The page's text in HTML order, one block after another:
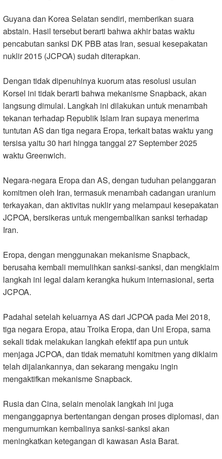
Guyana dan Korea Selatan sendiri, memberikan suara
abstain. Hasil tersebut berarti bahwa akhir batas waktu
pencabutan sanksi DK PBB atas Iran, sesuai kesepakatan
nuklir 2015 (JCPOA) sudah diterapkan.
Dengan tidak dipenuhinya kuorum atas resolusi usulan
Korsel ini tidak berarti bahwa mekanisme Snapback, akan
langsung dimulai. Langkah ini dilakukan untuk menambah
tekanan terhadap Republik Islam Iran supaya menerima
tuntutan AS dan tiga negara Eropa, terkait batas waktu yang
tersisa yaitu 30 hari hingga tanggal 27 September 2025
waktu Greenwich.
Negara-negara Eropa dan AS, dengan tuduhan pelanggaran
komitmen oleh Iran, termasuk menambah cadangan uranium
terkayakan, dan aktivitas nuklir yang melampaui kesepakatan
JCPOA, bersikeras untuk mengembalikan sanksi terhadap
Iran.
Eropa, dengan menggunakan mekanisme Snapback,
berusaha kembali memulihkan sanksi-sanksi, dan mengklaim
langkah ini legal dalam kerangka hukum internasional, serta
JCPOA.
Padahal setelah keluarnya AS dari JCPOA pada Mei 2018,
tiga negara Eropa, atau Troika Eropa, dan Uni Eropa, sama
sekali tidak melakukan langkah efektif apa pun untuk
menjaga JCPOA, dan tidak mematuhi komitmen yang diklaim
telah dijalankannya, dan sekarang mengaku ingin
mengaktifkan mekanisme Snapback.
Rusia dan Cina, selain menolak langkah ini juga
menganggapnya bertentangan dengan proses diplomasi, dan
mengumumkan kembalinya sanksi-sanksi akan
meningkatkan ketegangan di kawasan Asia Barat.